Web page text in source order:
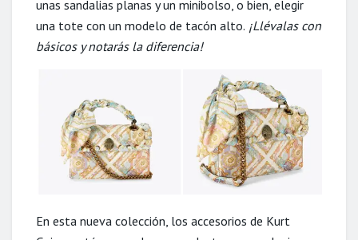
unas sandalias planas y un minibolso, o bien, elegir
una tote con un modelo de tacón alto. ¡Llévalas con
básicos y notarás la diferencia!
En esta nueva colección, los accesorios de Kurt